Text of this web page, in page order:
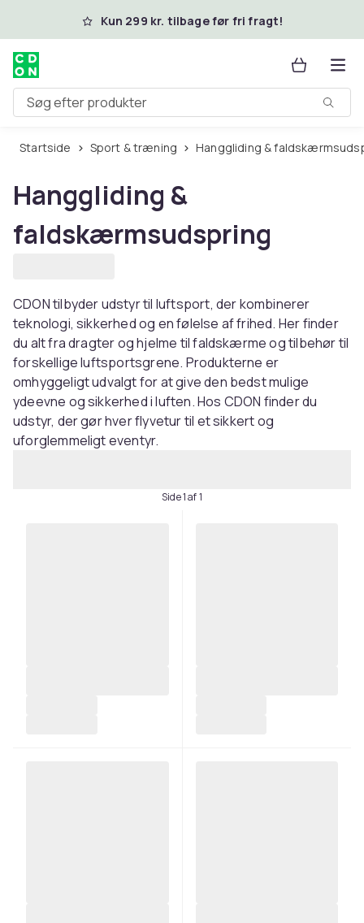
Spring til hovedindhold
Kun 299 kr. tilbage før fri fragt!
Søg efter produkter
Startside Sport & træning Hanggliding &
Hanggliding &
faldskærmsudspring
CDON tilbyder udstyr til luftsport, der kombinerer
teknologi, sikkerhed og en følelse af frihed. Her finder
du alt fra dragter og hjelme til faldskærme og tilbehør til
forskellige luftsportsgrene. Produkterne er
omhyggeligt udvalgt for at give den bedst mulige
ydeevne og sikkerhed i luften. Hos CDON finder du
udstyr, der gør hver flyvetur til et sikkert og
uforglemmeligt eventyr.
Side 1 af 1